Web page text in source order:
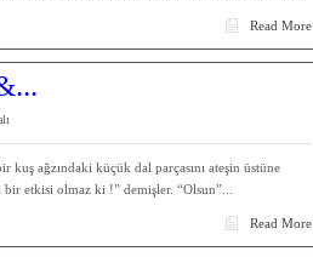
Read More
ağzındaki küçük dal parçasını ateşin üstüne
bir etkisi olmaz ki !” demişler. “Olsun”...
Read More